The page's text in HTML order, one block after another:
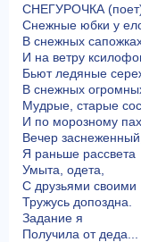
СНЕГУРОЧКА
Снежные юбки у
В снежных
И на ветру
Бьют ледяные
В снежных
Мудрые, старые
И по морозному
Вечер
Я раньше рассвета
Умыта, одета,
С друзьями своими
Тружусь допоздна.
Задание я
Получила от деда...